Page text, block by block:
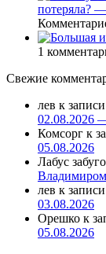
потеряла?
1
Свежие
лев к записи
02.08.2026
Комсорг к
05.08.2026
Лабус
лев к записи
03.08.2026
Орешко к
05.08.2026